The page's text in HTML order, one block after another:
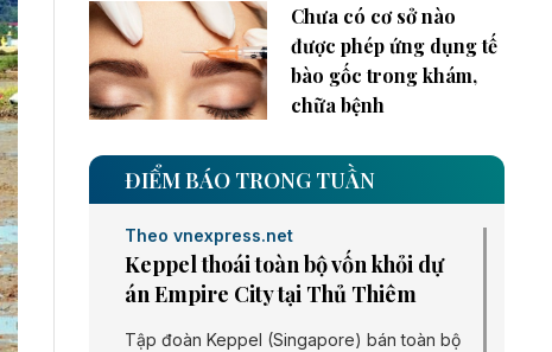
Chưa có cơ sở nào
được phép ứng dụng tế
bào gốc trong khám,
chữa bệnh
ĐIỂM BÁO TRONG TUẦN
Theo vnexpress.net
Keppel thoái toàn bộ vốn khỏi dự
án Empire City tại Thủ Thiêm
Tập đoàn Keppel (Singapore) bán toàn bộ